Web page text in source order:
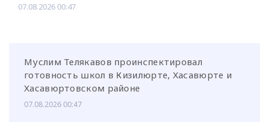
07.08.2026 00:47
Муслим Телякавов проинспектировал
готовность школ в Кизилюрте, Хасавюрте и
Хасавюртовском районе
07.08.2026 00:47